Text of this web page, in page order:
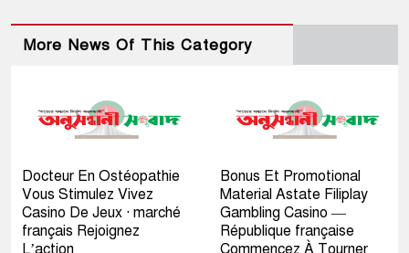
More News Of This Category
Docteur En Ostéopathie
Vous Stimulez Vivez
Casino De Jeux · marché
français Rejoignez
Bonus Et Promotional
Material Astate Filiplay
Gambling Casino —
République française